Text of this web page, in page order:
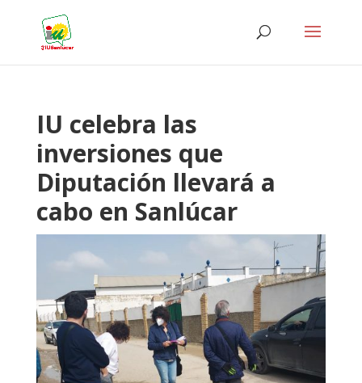
IU celebra las
inversiones que
Diputación llevará a
cabo en Sanlúcar